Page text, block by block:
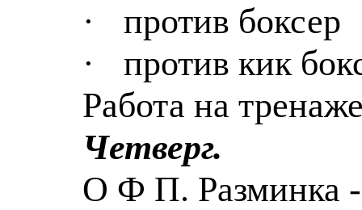
·
против боксер
·
против кик
Работа на
Четверг.
О Ф П. Разминка -